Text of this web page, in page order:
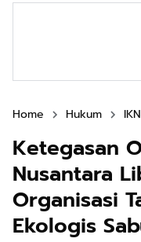
Home Hukum IKN
Ketegasan
Nusantara
Organisasi
Ekologis